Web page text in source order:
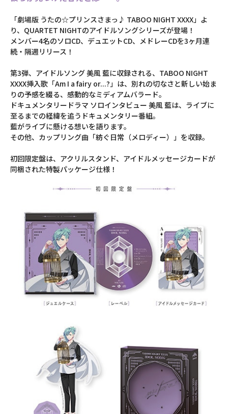
「劇場版 うたの☆プリンスさまっ♪ TABOO NIGHT XXXX」よ
り、QUARTET NIGHTのアイドルソングシリーズが登場！
メンバー4名のソロCD、デュエットCD、メドレーCDを3ヶ月連
続・隔週リリース！
第3弾、アイドルソング 美風 藍に収録される、TABOO NIGHT
XXXX挿入歌「Am I a fairy or...?」は、別れの切なさと新しい始ま
りの予感を綴る、感動的なミディアムバラード。
ドキュメンタリードラマ ソロインタビュー 美風 藍は、ライブに
至るまでの経緯を追うドキュメンタリー番組。
藍がライブに懸ける想いを語ります。
その他、カップリング曲「紡ぐ日常（メロディー）」を収録。
初回限定盤は、アクリルスタンド、アイドルメッセージカードが
同梱された特製パッケージ仕様！